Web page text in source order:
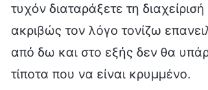
τυχόν διαταράξετε τη
ακριβώς τον λόγο τονίζω
από δω και στο εξής δεν θα
τίποτα που να είναι κρυμμένο.